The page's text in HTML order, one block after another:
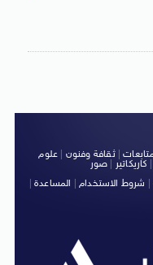
|ثقافة وفنون
علوم
كاريكاتير صور
شروط الاستخدام| المساعدة|